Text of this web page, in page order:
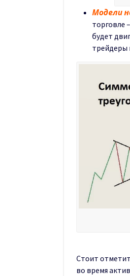
Модели
торговле
будет
трейдеры
Стоит
во время